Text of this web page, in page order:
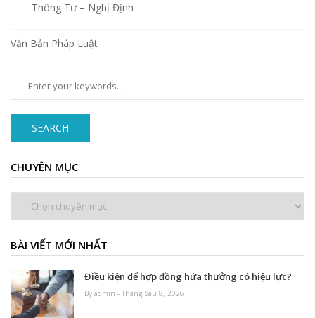
Thông Tư – Nghị Định
Văn Bản Pháp Luật
SEARCH
CHUYÊN MỤC
BÀI VIẾT MỚI NHẤT
Điều kiện để hợp đồng hứa thưởng có hiệu lực?
By admin - Tháng Sáu 8, 2026